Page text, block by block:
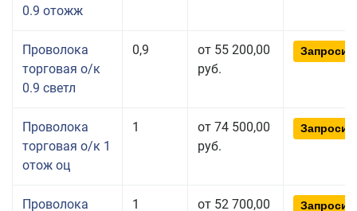
0.9 отожж
Проволока
торговая о/к
0.9 светл
0,9
от 55 200,00
руб.
Проволока
торговая о/к 1
отож оц
1
от 74 500,00
руб.
Проволока 1 от 52 700,00